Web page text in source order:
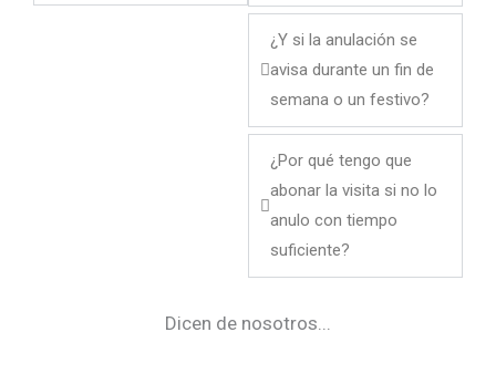
¿Y si la anulación se
avisa durante un fin de
semana o un festivo?
¿Por qué tengo que
abonar la visita si no lo
anulo con tiempo
suficiente?
Dicen de nosotros...